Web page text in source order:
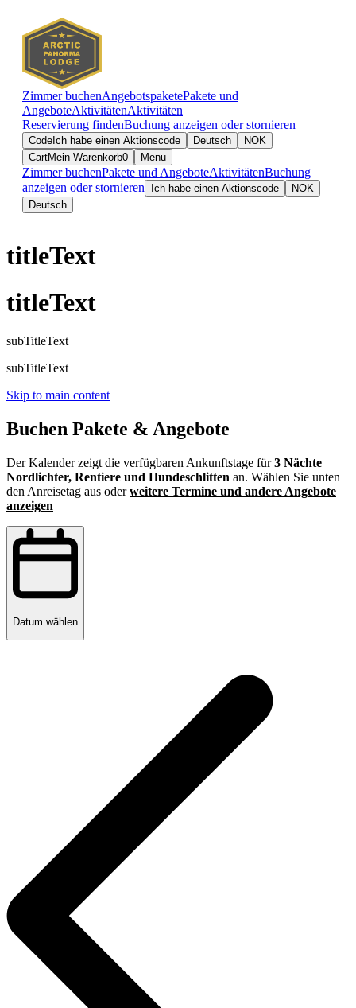
Zimmer buchenAngebotspaketePakete und
AngeboteAktivitätenAktivitäten
Reservierung findenBuchung anzeigen oder stornieren
Code Ich habe einen Aktionscode Deutsch
NOK
CartMein Warenkorb0 Menu
Zimmer buchenPakete und AngeboteAktivitätenBuchung
anzeigen oder stornieren
Ich habe einen Aktionscode
NOK
Deutsch
titleText
titleText
subTitleText
subTitleText
Skip to main content
Buchen Pakete & Angebote
Der Kalender zeigt die verfügbaren Ankunftstage für3 Nächte
Nordlichter, Rentiere und Hundeschlitten an. Wählen Sie unten
den Anreisetag aus oderweitere Termine und andere Angebote
anzeigen
Datum wählen